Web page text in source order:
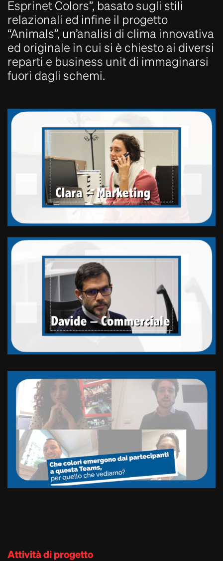
Esprinet Colors”, basato sugli stili
relazionali ed infine il progetto
“Animals”, un’analisi di clima innovativa
ed originale in cui si è chiesto ai diversi
reparti e business unit di immaginarsi
fuori dagli schemi.
Attività di progetto